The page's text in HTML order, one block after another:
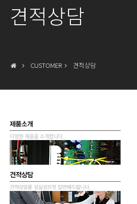
견적상담
CUSTOMER 견적상담